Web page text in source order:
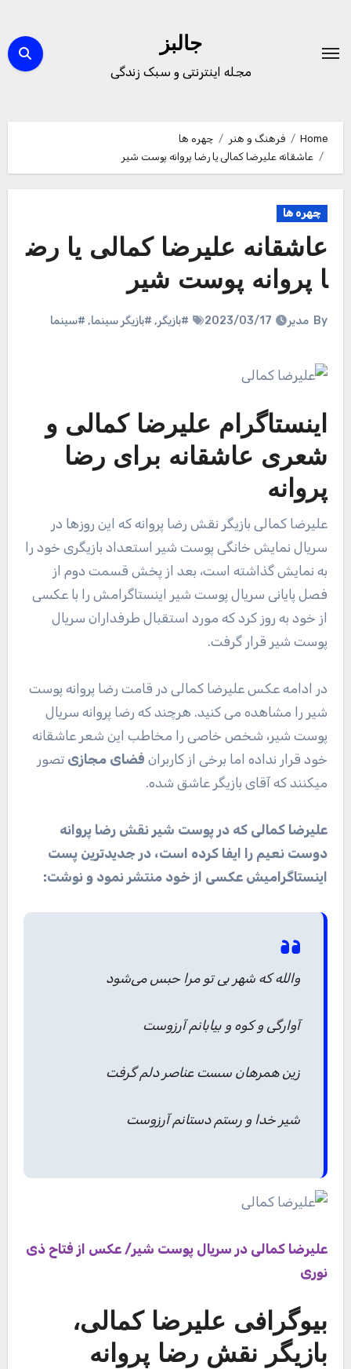
content
جالبز
مجله اینترنتی و سبک زندگی
Home فرهنگ و هنر
چهره ها
عاشقانه علیرضا کمالی یا رضا پروانه پوست شیر
چهره ها
عاشقانه علیرضا کمالی یا رض
ا پروانه پوست شیر
By مدیر 2023/03/17 #بازیگر, #بازیگر سینما, #سینما
اینستاگرام علیرضا کمالی و
شعری عاشقانه برای رضا
پروانه
علیرضا کمالی بازیگر نقش رضا پروانه که این روزها در
سریال نمایش خانگی پوست شیر استعداد بازیگری خود را
به نمایش گذاشته است، بعد از پخش قسمت دوم از
فصل پایانی سریال پوست شیر اینستاگرامش را با عکسی
از خود به روز کرد که مورد استقبال طرفداران سریال
پوست شیر قرار گرفت.
در ادامه عکس علیرضا کمالی در قامت رضا پروانه پوست
شیر را مشاهده می کنید. هرچند که رضا پروانه سریال
پوست شیر، شخص خاصی را مخاطب این شعر عاشقانه
خود قرار نداده اما برخی از کاربران فضای مجازی تصور
میکنند که آقای بازیگر عاشق شده.
علیرضا کمالی که در پوست شیر نقش رضا پروانه
دوست نعیم را ایفا کرده است، در جدیدترین پست
اینستاگرامیش عکسی از خود منتشر نمود و نوشت:
والله که شهر بی تو مرا حبس می‌شود
آوارگی و کوه و بیابانم آرزوست
زین همرهان سست عناصر دلم گرفت
شیر خدا و رستم دستانم آرزوست
علیرضا کمالی در سریال پوست شیر/ عکس از فتاح ذی
نوری
بیوگرافی علیرضا کمالی،
بازیگر نقش رضا پروانه